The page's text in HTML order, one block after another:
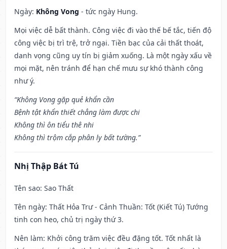
Ngày: Không Vong - tức ngày Hung.
Mọi việc dễ bất thành. Công việc đi vào thế bế tắc, tiến độ
công việc bị trì trệ, trở ngại. Tiền bạc của cải thất thoát,
danh vọng cũng uy tín bị giảm xuống. Là một ngày xấu về
mọi mặt, nên tránh để hạn chế mưu sự khó thành công
như ý.
“Không Vong gặp quẻ khẩn cần
Bệnh tật khẩn thiết chẳng làm được chi
Không thì ôn tiểu thê nhi
Không thì trộm cắp phân ly bất tường.”
Nhị Thập Bát Tú
Tên sao: Sao Thất
Tên ngày: Thất Hỏa Trư - Cảnh Thuần: Tốt (Kiết Tú) Tướng
tinh con heo, chủ trị ngày thứ 3.
Nên làm: Khởi công trăm việc đều đặng tốt. Tốt nhất là